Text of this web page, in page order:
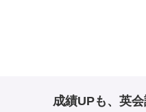
成績UPも、英会